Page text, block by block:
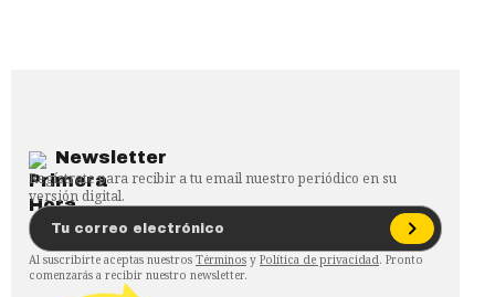
Newsletter
Regístrate para recibir a tu email nuestro periódico en su
versión digital.
Al suscribirte aceptas nuestros Términos y Política de privacidad. Pronto
comenzarás a recibir nuestro newsletter.